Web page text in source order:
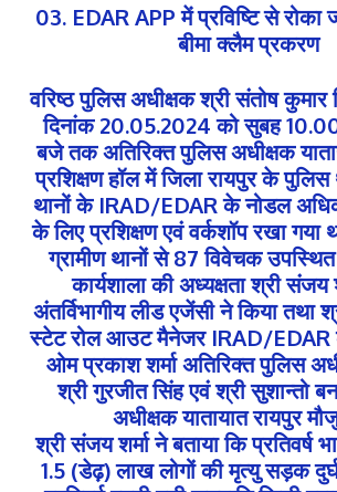
03. EDAR APP में प्रविष्टि से रोका
बीमा क्लैम प्रकरण
वरिष्ठ पुलिस अधीक्षक श्री संतोष कुमार
दिनांक 20.05.2024 को सुबह
बजे तक अतिरिक्त पुलिस अधीक्षक
प्रशिक्षण हॉल में जिला रायपुर के पुलिस
थानों के IRAD/EDAR के नोडल
के लिए प्रशिक्षण एवं वर्कशॉप रखा गया
ग्रामीण थानों से 87 विवेचक
कार्यशाला की अध्यक्षता श्री संजय
अंतर्विभागीय लीड एजेंसी ने किया तथा
स्टेट रोल आउट मैनेजर IRAD/EDAR
ओम प्रकाश शर्मा अतिरिक्त पुलिस
श्री गुरजीत सिंह एवं श्री सुशान्तो
अधीक्षक यातायात रायपुर
श्री संजय शर्मा ने बताया कि प्रतिवर्ष
1.5 (डेढ़) लाख लोगों की मृत्यु सड़क